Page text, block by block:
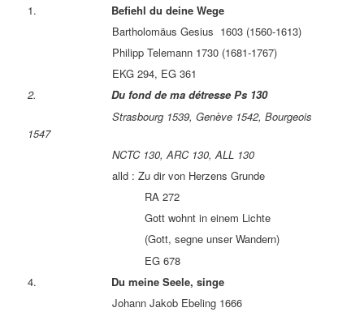
1. Befiehl du deine Wege
Bartholomäus Gesius 1603 (1560-1613)
Philipp Telemann 1730 (1681-1767)
EKG 294, EG 361
2.Du fond de ma détresse Ps 130
Strasbourg 1539, Genève 1542, Bourgeois
1547
NCTC 130, ARC 130, ALL 130
alld : Zu dir von Herzens Grunde
RA 272
Gott wohnt in einem Lichte
(Gott, segne unser Wandern)
EG 678
4. Du meine Seele, singe
Johann Jakob Ebeling 1666